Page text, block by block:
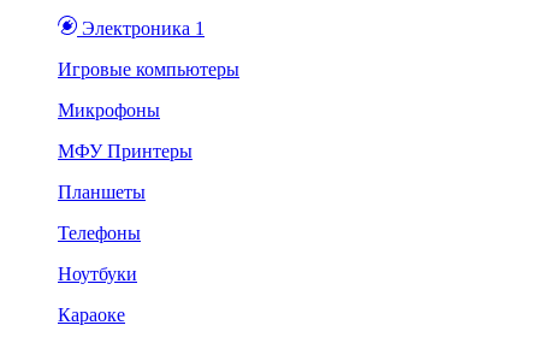
Электроника 1
Игровые компьютеры
Микрофоны
МФУ Принтеры
Планшеты
Телефоны
Ноутбуки
Караоке